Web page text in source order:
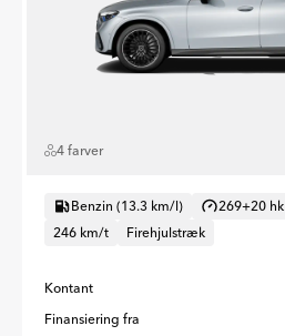
4 farver
Benzin (13.3 km/l) 269+20 hk
246 km/t
Firehjulstræk
Kontant
Finansiering fra